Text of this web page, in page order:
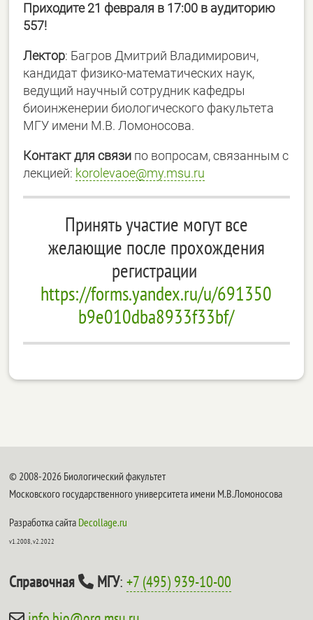
Приходите 21 февраля в 17:00 в аудиторию
557!
Лектор: Багров Дмитрий Владимирович,
кандидат физико-математических наук,
ведущий научный сотрудник кафедры
биоинженерии биологического факультета
МГУ имени М.В. Ломоносова.
Контакт для связи по вопросам, связанным с
лекцией: korolevaoe@my.msu.ru
Принять участие могут все
желающие после прохождения
регистрации
https://forms.yandex.ru/u/691350
b9e010dba8933f33bf/
© 2008-2026 Биологический факультет
Московского государственного университета имени М.В.Ломоносова
Разработка сайта Decollage.ru
v1.2008, v2.2022
Справочная МГУ:+7 (495) 939-10-00